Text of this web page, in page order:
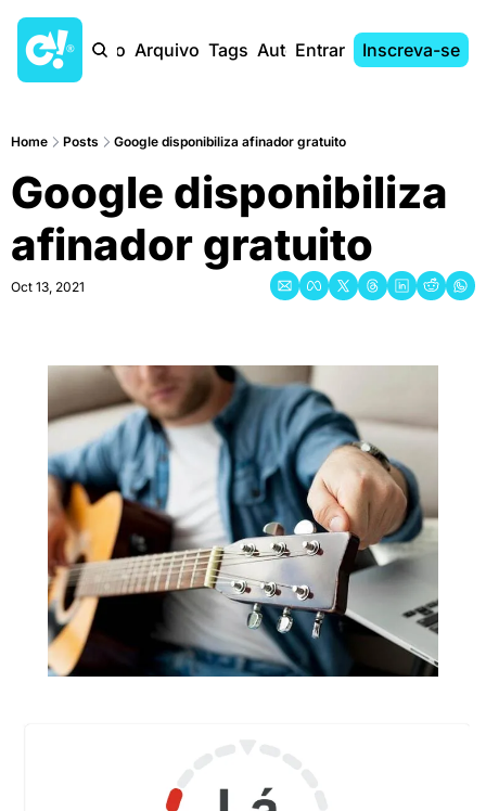
Início Arquivo Tags AutoresEntrar Inscreva-se
Home Posts Google disponibiliza afinador gratuito
Google disponibiliza
afinador gratuito
Oct 13, 2021